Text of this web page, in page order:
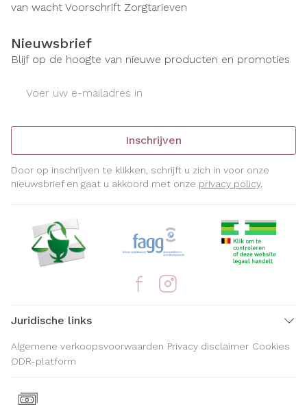
van wacht Voorschrift Zorgtarieven
Nieuwsbrief
Blijf op de hoogte van nieuwe producten en promoties
Inschrijven
Door op inschrijven te klikken, schrijft u zich in voor onze
nieuwsbrief en gaat u akkoord met onze privacy policy.
Juridische links
Algemene verkoopsvoorwaarden Privacy disclaimer Cookies
ODR-platform